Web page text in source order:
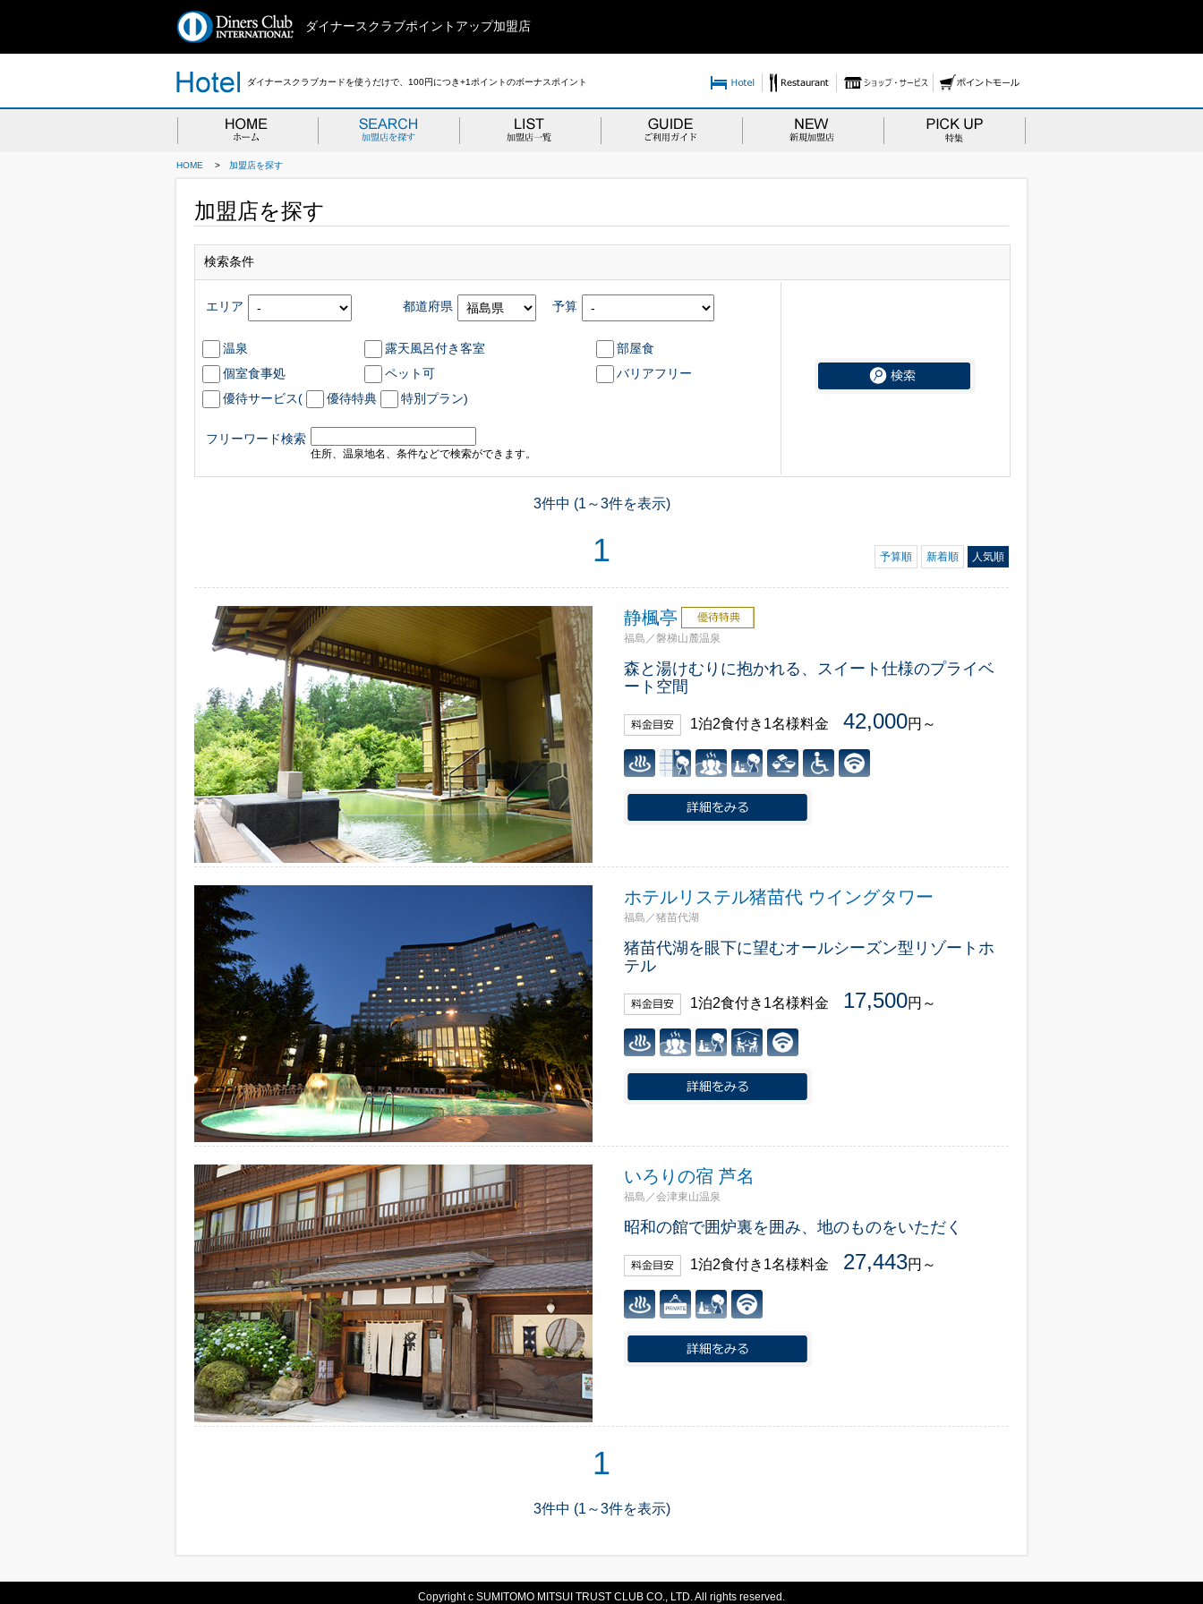
ダイナースクラブポイントアップ加盟店
ダイナースクラブカードを使うだけで、100円につき+1ポイントのボーナスポイント
HOME > 加盟店を探す
加盟店を探す
検索条件
エリア 都道府県 予算
温泉 露天風呂付き客室
部屋食
個室食事処
ペット可
バリアフリー
優待サービス(
優待特典 特別プラン)
フリーワード検索
住所、温泉地名、条件などで検索ができます。
3件中 (1～3件を表示)
1 予算順 新着順 人気順
静楓亭
福島／磐梯山麓温泉
森と湯けむりに抱かれる、スイート仕様のプライベ
ート空間
1泊2食付き1名様料金 42,000円～
ホテルリステル猪苗代 ウイングタワー
福島／猪苗代湖
猪苗代湖を眼下に望むオールシーズン型リゾートホ
テル
1泊2食付き1名様料金 17,500円～
いろりの宿 芦名
福島／会津東山温泉
昭和の館で囲炉裏を囲み、地のものをいただく
1泊2食付き1名様料金 27,443円～
1
3件中 (1～3件を表示)
Copyright c SUMITOMO MITSUI TRUST CLUB CO., LTD. All rights reserved.